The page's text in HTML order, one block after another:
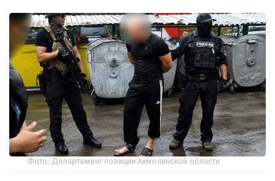
Фото: Департамент полиции Акмолинской области